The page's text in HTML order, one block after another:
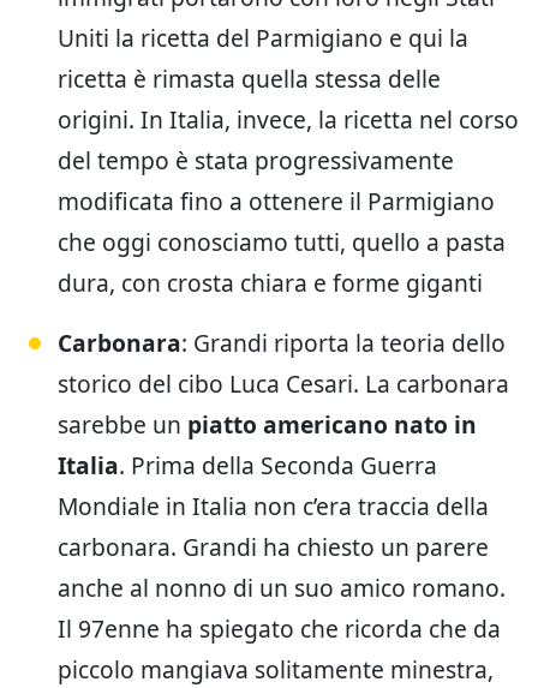
Uniti la ricetta del Parmigiano e qui la
ricetta è rimasta quella stessa delle
origini. In Italia, invece, la ricetta nel corso
del tempo è stata progressivamente
modificata fino a ottenere il Parmigiano
che oggi conosciamo tutti, quello a pasta
dura, con crosta chiara e forme giganti
Carbonara: Grandi riporta la teoria dello
storico del cibo Luca Cesari. La carbonara
sarebbe un piatto americano nato in
Italia. Prima della Seconda Guerra
Mondiale in Italia non c’era traccia della
carbonara. Grandi ha chiesto un parere
anche al nonno di un suo amico romano.
Il 97enne ha spiegato che ricorda che da
piccolo mangiava solitamente minestra,